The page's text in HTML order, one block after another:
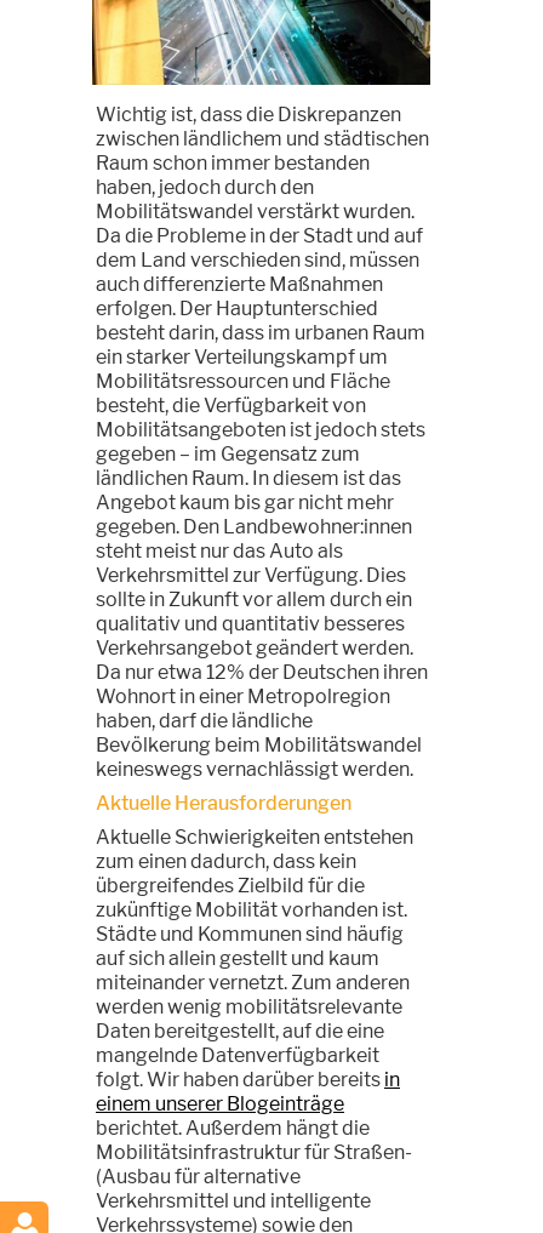
Wichtig ist, dass die Diskrepanzen
zwischen ländlichem und städtischen
Raum schon immer bestanden
haben, jedoch durch den
Mobilitätswandel verstärkt wurden.
Da die Probleme in der Stadt und auf
dem Land verschieden sind, müssen
auch differenzierte Maßnahmen
erfolgen. Der Hauptunterschied
besteht darin, dass im urbanen Raum
ein starker Verteilungskampf um
Mobilitätsressourcen und Fläche
besteht, die Verfügbarkeit von
Mobilitätsangeboten ist jedoch stets
gegeben – im Gegensatz zum
ländlichen Raum. In diesem ist das
Angebot kaum bis gar nicht mehr
gegeben. Den Landbewohner:innen
steht meist nur das Auto als
Verkehrsmittel zur Verfügung. Dies
sollte in Zukunft vor allem durch ein
qualitativ und quantitativ besseres
Verkehrsangebot geändert werden.
Da nur etwa 12% der Deutschen ihren
Wohnort in einer Metropolregion
haben, darf die ländliche
Bevölkerung beim Mobilitätswandel
keineswegs vernachlässigt werden.
Aktuelle Herausforderungen
Aktuelle Schwierigkeiten entstehen
zum einen dadurch, dass kein
übergreifendes Zielbild für die
zukünftige Mobilität vorhanden ist.
Städte und Kommunen sind häufig
auf sich allein gestellt und kaum
miteinander vernetzt. Zum anderen
werden wenig mobilitätsrelevante
Daten bereitgestellt, auf die eine
mangelnde Datenverfügbarkeit
folgt. Wir haben darüber bereits in
einem unserer Blogeinträge
berichtet. Außerdem hängt die
Mobilitätsinfrastruktur für Straßen-
(Ausbau für alternative
Verkehrsmittel und intelligente
Verkehrssysteme) sowie den